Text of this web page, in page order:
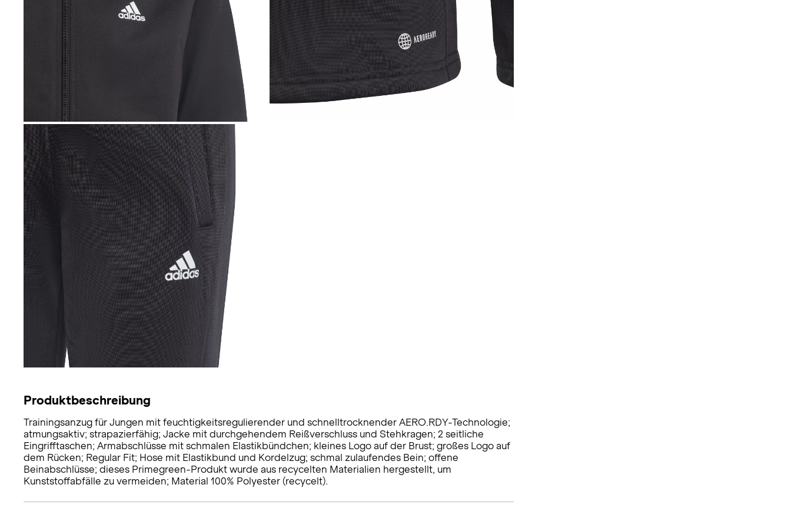
Produktbeschreibung
Trainingsanzug für Jungen mit feuchtigkeitsregulierender und schnelltrocknender AERO.RDY-Technologie;
atmungsaktiv; strapazierfähig; Jacke mit durchgehendem Reißverschluss und Stehkragen; 2 seitliche
Eingrifftaschen; Armabschlüsse mit schmalen Elastikbündchen; kleines Logo auf der Brust; großes Logo auf
dem Rücken; Regular Fit; Hose mit Elastikbund und Kordelzug; schmal zulaufendes Bein; offene
Beinabschlüsse; dieses Primegreen-Produkt wurde aus recycelten Materialien hergestellt, um
Kunststoffabfälle zu vermeiden; Material 100% Polyester (recycelt).